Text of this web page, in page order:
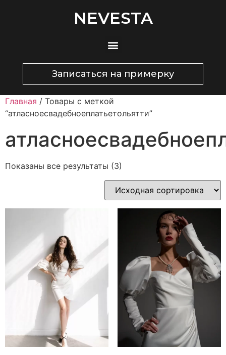
NEVESTA
Записаться на примерку
Главная / Товары с меткой
“атласноесвадебноеплатьетольятти”
Показаны все результаты (3)